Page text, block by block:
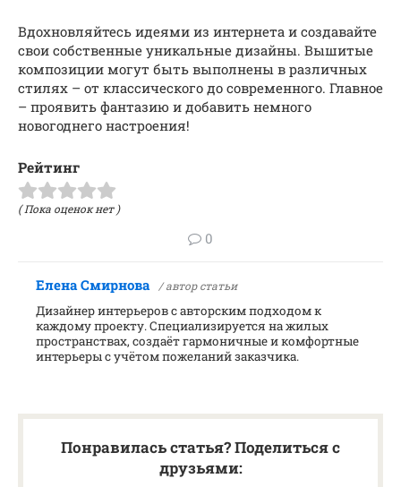
Вдохновляйтесь идеями из интернета и создавайте
свои собственные уникальные дизайны. Вышитые
композиции могут быть выполнены в различных
стилях – от классического до современного. Главное
– проявить фантазию и добавить немного
новогоднего настроения!
Рейтинг
( Пока оценок нет )
0
Елена Смирнова / автор статьи
Дизайнер интерьеров с авторским подходом к
каждому проекту. Специализируется на жилых
пространствах, создаёт гармоничные и комфортные
интерьеры с учётом пожеланий заказчика.
Понравилась статья? Поделиться с
друзьями: